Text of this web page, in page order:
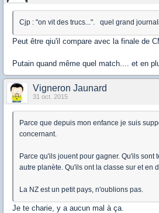
Cjp : "on vit des trucs...". quel grand
Peut être qiu'il compare avec la finale de
Putain quand même quel match.... et en
Vigneron Jaunard
31 oct. 2015
Parce que depuis mon enfance je suis
concernant.
Parce qu'ils jouent pour gagner. Qu'ils sont
autre planète. Qu'ils ont la classe sur et en
La NZ est un petit pays, n'oublions pas.
Je te charie, y a aucun mal à ça.